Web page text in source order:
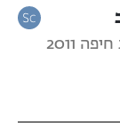
2011